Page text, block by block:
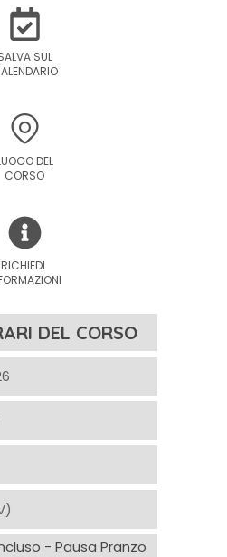
SUL
DEL
CORSO
RICHIEDI
DEL CORSO
- Pausa Pranzo